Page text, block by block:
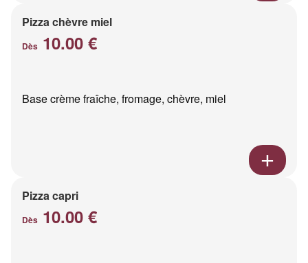
Pizza chèvre miel
Dès 10.00 €
Base crème fraîche, fromage, chèvre, miel
Pizza capri
Dès 10.00 €